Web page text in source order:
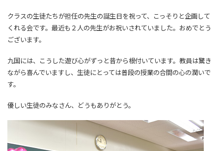
クラスの生徒たちが担任の先生の誕生日を祝って、こっそりと企画して
くれる会です。最近も２人の先生がお祝いされていました。おめでとう
ございます。
九国には、こうした遊び心がずっと昔から根付いています。教員は驚き
ながら喜んでいますし、生徒にとっては普段の授業の合間の心の潤いで
す。
優しい生徒のみなさん、どうもありがとう。